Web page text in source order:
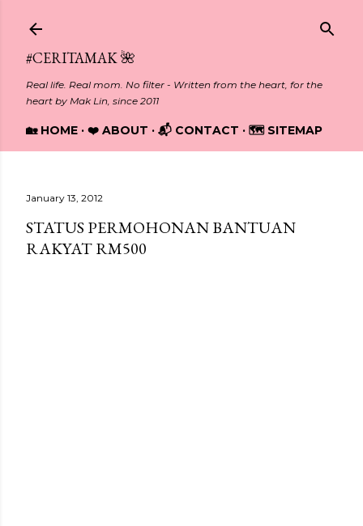
#CERITAMAK 🌺
Real life. Real mom. No filter - Written from the heart, for the
heart by Mak Lin, since 2011
🏡 HOME ❤️ ABOUT 📬 CONTACT 🗺️ SITEMAP
January 13, 2012
STATUS PERMOHONAN BANTUAN
RAKYAT RM500